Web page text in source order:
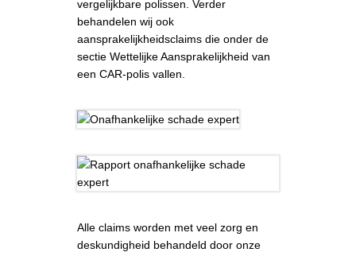
vergelijkbare polissen. Verder
behandelen wij ook
aansprakelijkheidsclaims die onder de
sectie Wettelijke Aansprakelijkheid van
een CAR-polis vallen.
Alle claims worden met veel zorg en
deskundigheid behandeld door onze